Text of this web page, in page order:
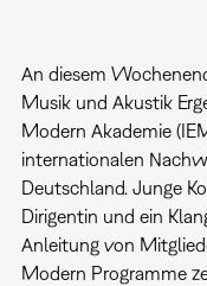
An diesem
Musik und Akustik
Modern Akademie
internationalen
Deutschland. Junge
Dirigentin und ein
Anleitung von
Modern Programme